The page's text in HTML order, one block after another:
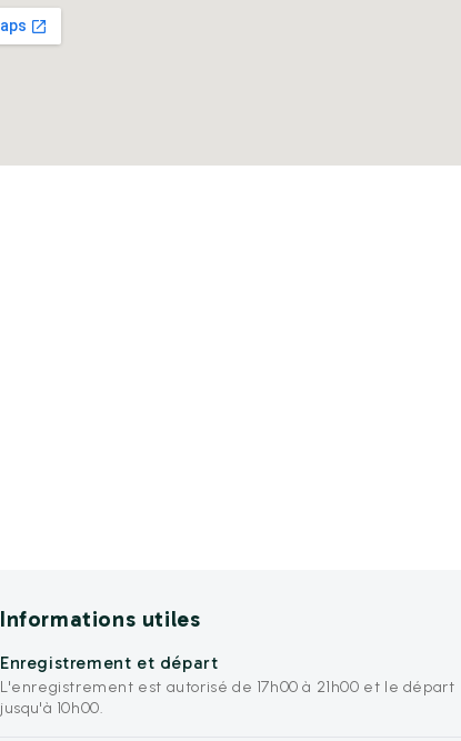
Informations utiles
Enregistrement et départ
L'enregistrement est autorisé de 17h00 à 21h00 et le départ
jusqu'à 10h00.